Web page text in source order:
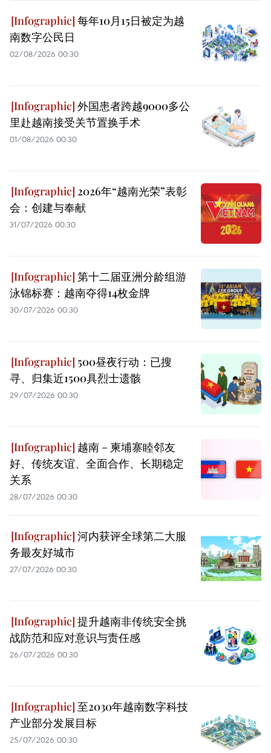
每年10月15日被定为越
南数字公民日
02/08/2026 00:30
外国患者跨越9000多公
里赴越南接受关节置换手术
01/08/2026 00:30
2026年“越南光荣”表彰
会：创建与奉献
31/07/2026 00:30
第十二届亚洲分龄组游
泳锦标赛：越南夺得14枚金牌
30/07/2026 00:30
500昼夜行动：已搜
寻、归集近1500具烈士遗骸
29/07/2026 00:30
越南－柬埔寨睦邻友
好、传统友谊、全面合作、长期稳定
关系
28/07/2026 00:30
河内获评全球第二大服
务最友好城市
27/07/2026 00:30
提升越南非传统安全挑
战防范和应对意识与责任感
26/07/2026 00:30
至2030年越南数字科技
产业部分发展目标
25/07/2026 00:30